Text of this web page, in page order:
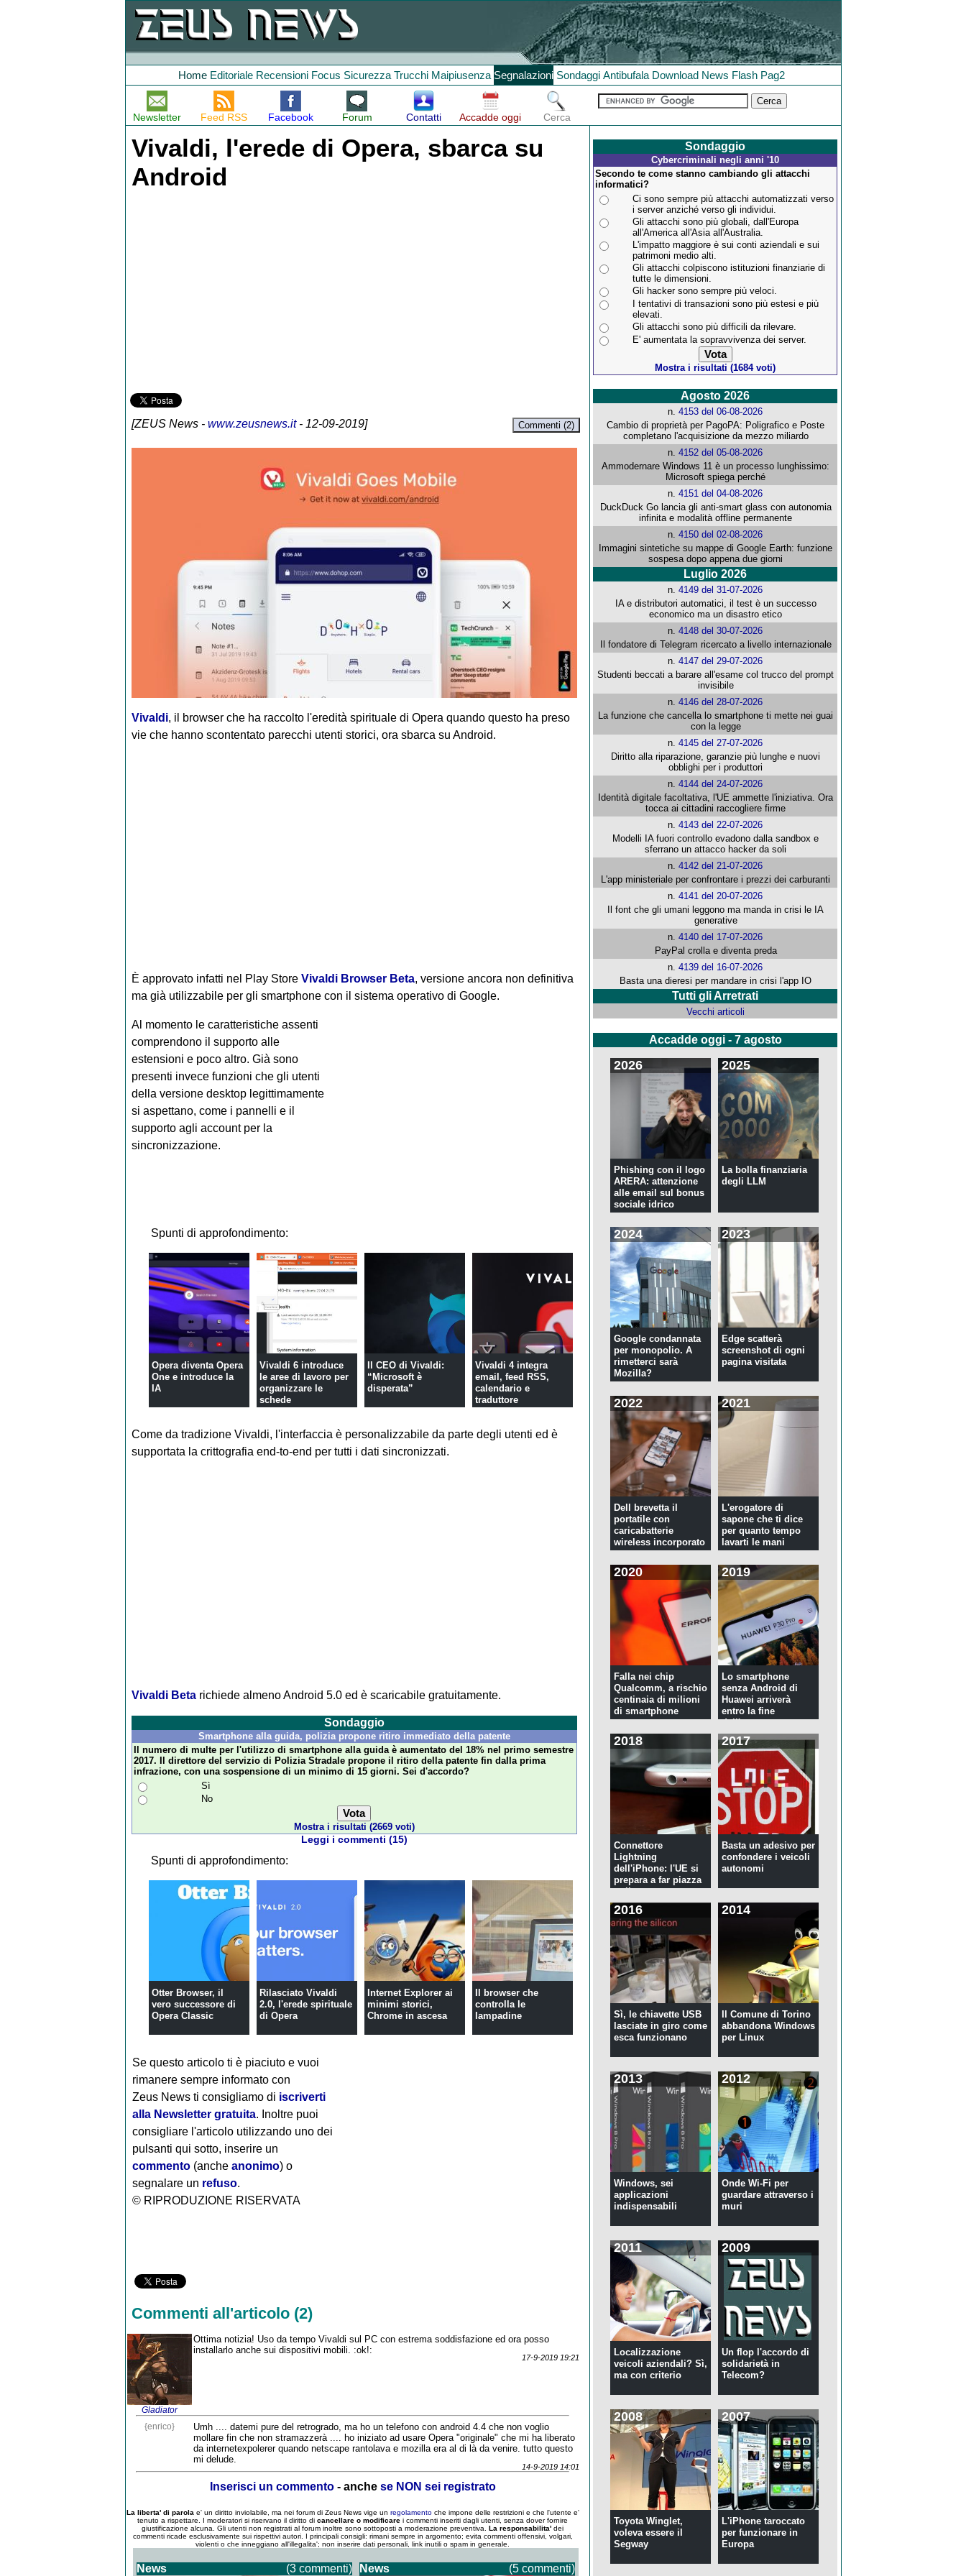
Home Editoriale Recensioni Focus Sicurezza Trucchi Maipiusenza Segnalazioni Sondaggi Antibufala Download News Flash Pag2
Newsletter Feed RSS Facebook Forum Contatti Accadde oggi Cerca
Vivaldi, l'erede di Opera, sbarca su
Android
[ZEUS News- www.zeusnews.it- 12-09-2019] Commenti (2)
Vivaldi, il browser che ha raccolto l'eredità spirituale di Opera quando questo ha preso
vie che hanno scontentato parecchi utenti storici, ora sbarca su Android.
È approvato infatti nel Play Store Vivaldi Browser Beta, versione ancora non definitiva
ma già utilizzabile per gli smartphone con il sistema operativo di Google.
Al momento le caratteristiche assenti
comprendono il supporto alle
estensioni e poco altro. Già sono
presenti invece funzioni che gli utenti
della versione desktop legittimamente
si aspettano, come i pannelli e il
supporto agli account per la
sincronizzazione.
Spunti di approfondimento:
Opera diventa Opera
One e introduce la
IA
Vivaldi 6 introduce
le aree di lavoro per
organizzare le
schede
Il CEO di Vivaldi:
“Microsoft è
disperata”
Vivaldi 4 integra
email, feed RSS,
calendario e
traduttore
Come da tradizione Vivaldi, l'interfaccia è personalizzabile da parte degli utenti ed è
supportata la crittografia end-to-end per tutti i dati sincronizzati.
Vivaldi Betarichiede almeno Android 5.0 ed è scaricabile gratuitamente.
Sondaggio
Smartphone alla guida, polizia propone ritiro immediato della patente
Il numero di multe per l'utilizzo di smartphone alla guida è aumentato del 18% nel primo semestre
2017. Il direttore del servizio di Polizia Stradale propone il ritiro della patente fin dalla prima
infrazione, con una sospensione di un minimo di 15 giorni. Sei d'accordo?
Sì
No
Mostra i risultati (2669 voti)
Leggi i commenti (15)
Spunti di approfondimento:
Otter Browser, il
vero successore di
Opera Classic
Rilasciato Vivaldi
2.0, l'erede spirituale
di Opera
Internet Explorer ai
minimi storici,
Chrome in ascesa
Il browser che
controlla le
lampadine
Se questo articolo ti è piaciuto e vuoi
rimanere sempre informato con
Zeus News ti consigliamo di iscriverti
alla Newsletter gratuita. Inoltre puoi
consigliare l'articolo utilizzando uno dei
pulsanti qui sotto, inserire un
commento(anche anonimo) o
segnalare un refuso.
© RIPRODUZIONE RISERVATA
Commenti all'articolo (2)
Gladiator
Ottima notizia! Uso da tempo Vivaldi sul PC con estrema soddisfazione ed ora posso
installarlo anche sui dispositivi mobili. :ok!:
17-9-2019 19:21
{enrico}
Umh .... datemi pure del retrogrado, ma ho un telefono con android 4.4 che non voglio
mollare fin che non stramazzerà .... ho iniziato ad usare Opera "originale" che mi ha liberato
da internetexpolerer quando netscape rantolava e mozilla era al di là da venire. tutto questo
mi delude.
14-9-2019 14:01
Inserisci un commento- anche se NON sei registrato
La liberta' di parola e' un diritto inviolabile, ma nei forum di Zeus News vige un regolamentoche impone delle restrizioni e che l'utente e'
tenuto a rispettare. I moderatori si riservano il diritto di cancellare o modificare i commenti inseriti dagli utenti, senza dover fornire
giustificazione alcuna. Gli utenti non registrati al forum inoltre sono sottoposti a moderazione preventiva. La responsabilita' dei
commenti ricade esclusivamente sui rispettivi autori. I principali consigli: rimani sempre in argomento; evita commenti offensivi, volgari,
violenti o che inneggiano all'illegalita'; non inserire dati personali, link inutili o spam in generale.
News (3 commenti) News (5 commenti)
Sondaggio
Cybercriminali negli anni '10
Secondo te come stanno cambiando gli attacchi
informatici?
Ci sono sempre più attacchi automatizzati verso
i server anziché verso gli individui.
Gli attacchi sono più globali, dall'Europa
all'America all'Asia all'Australia.
L'impatto maggiore è sui conti aziendali e sui
patrimoni medio alti.
Gli attacchi colpiscono istituzioni finanziarie di
tutte le dimensioni.
Gli hacker sono sempre più veloci.
I tentativi di transazioni sono più estesi e più
elevati.
Gli attacchi sono più difficili da rilevare.
E' aumentata la sopravvivenza dei server.
Mostra i risultati (1684 voti)
Agosto 2026
n.4153 del 06-08-2026
Cambio di proprietà per PagoPA: Poligrafico e Poste
completano l'acquisizione da mezzo miliardo
n.4152 del 05-08-2026
Ammodernare Windows 11 è un processo lunghissimo:
Microsoft spiega perché
n.4151 del 04-08-2026
DuckDuck Go lancia gli anti-smart glass con autonomia
infinita e modalità offline permanente
n.4150 del 02-08-2026
Immagini sintetiche su mappe di Google Earth: funzione
sospesa dopo appena due giorni
Luglio 2026
n.4149 del 31-07-2026
IA e distributori automatici, il test è un successo
economico ma un disastro etico
n.4148 del 30-07-2026
Il fondatore di Telegram ricercato a livello internazionale
n.4147 del 29-07-2026
Studenti beccati a barare all'esame col trucco del prompt
invisibile
n.4146 del 28-07-2026
La funzione che cancella lo smartphone ti mette nei guai
con la legge
n.4145 del 27-07-2026
Diritto alla riparazione, garanzie più lunghe e nuovi
obblighi per i produttori
n.4144 del 24-07-2026
Identità digitale facoltativa, l'UE ammette l'iniziativa. Ora
tocca ai cittadini raccogliere firme
n.4143 del 22-07-2026
Modelli IA fuori controllo evadono dalla sandbox e
sferrano un attacco hacker da soli
n.4142 del 21-07-2026
L'app ministeriale per confrontare i prezzi dei carburanti
n.4141 del 20-07-2026
Il font che gli umani leggono ma manda in crisi le IA
generative
n.4140 del 17-07-2026
PayPal crolla e diventa preda
n.4139 del 16-07-2026
Basta una dieresi per mandare in crisi l'app IO
Tutti gli Arretrati
Vecchi articoli
Accadde oggi - 7 agosto
2026
Phishing con il logo
ARERA: attenzione
alle email sul bonus
sociale idrico
2025
La bolla finanziaria
degli LLM
2024
Google condannata
per monopolio. A
rimetterci sarà
Mozilla?
2023
Edge scatterà
screenshot di ogni
pagina visitata
2022
Dell brevetta il
portatile con
caricabatterie
wireless incorporato
2021
L'erogatore di
sapone che ti dice
per quanto tempo
lavarti le mani
2020
Falla nei chip
Qualcomm, a rischio
centinaia di milioni
di smartphone
2019
Lo smartphone
senza Android di
Huawei arriverà
entro la fine
dell'anno
2018
Connettore
Lightning
dell'iPhone: l'UE si
prepara a far piazza
pulita
2017
Basta un adesivo per
confondere i veicoli
autonomi
2016
Sì, le chiavette USB
lasciate in giro come
esca funzionano
2014
Il Comune di Torino
abbandona Windows
per Linux
2013
Windows, sei
applicazioni
indispensabili
2012
Onde Wi-Fi per
guardare attraverso i
muri
2011
Localizzazione
veicoli aziendali? Sì,
ma con criterio
2009
Un flop l'accordo di
solidarietà in
Telecom?
2008
Toyota Winglet,
voleva essere il
Segway
2007
L'iPhone taroccato
per funzionare in
Europa